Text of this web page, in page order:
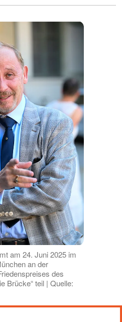
am 24. Juni 2025 im
an der
des
Brücke“ teil | Quelle: